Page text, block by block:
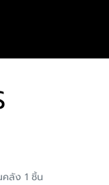
คลัง 1 ชิ้น